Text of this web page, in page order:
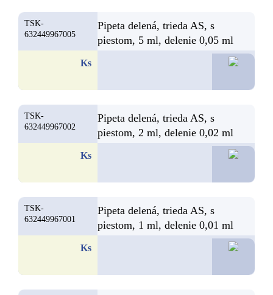
TSK-
632449967005
Pipeta delená, trieda AS, s
piestom, 5 ml, delenie 0,05 ml
Ks
TSK-
632449967002
Pipeta delená, trieda AS, s
piestom, 2 ml, delenie 0,02 ml
Ks
TSK-
632449967001
Pipeta delená, trieda AS, s
piestom, 1 ml, delenie 0,01 ml
Ks